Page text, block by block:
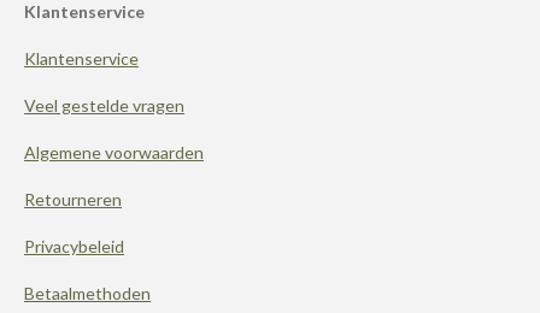
b
o
e
e
t
a
m
Klantenservice
Klantenservice
Veel gestelde vragen
Algemene voorwaarden
Retourneren
Privacybeleid
Betaalmethoden